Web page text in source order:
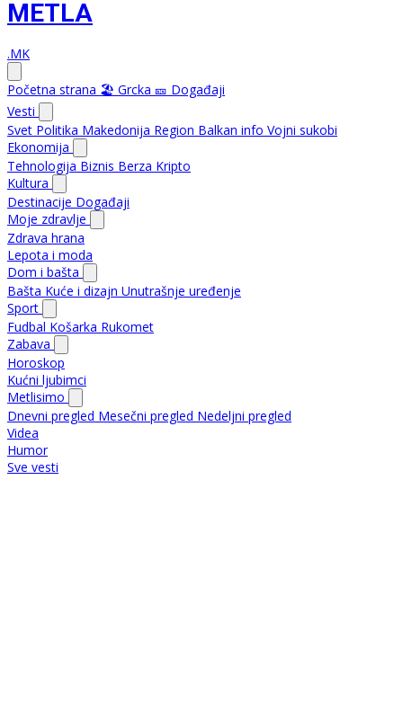
METLA
.MK
Početna strana 🏖️ Grcka 🎫 Događaji
Vesti
Svet Politika Makedonija Region Balkan info Vojni sukobi
Ekonomija
Tehnologija Biznis Berza Kripto
Kultura
Destinacije Događaji
Moje zdravlje
Zdrava hrana
Lepota i moda
Dom i bašta
Bašta Kuće i dizajn Unutrašnje uređenje
Sport
Fudbal Košarka Rukomet
Zabava
Horoskop
Kućni ljubimci
Metlisimo
Dnevni pregled Mesečni pregled Nedeljni pregled
Videa
Humor
Sve vesti